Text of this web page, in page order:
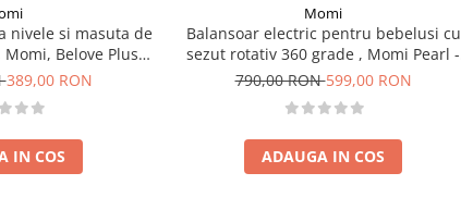
nivele si masuta de
Belove Plus -
389,00 RON
IN COS
Momi
Balansoar electric pentru bebelusi cu
sezut rotativ 360 grade , Momi Pearl -
Grey
790,00 RON599,00 RON
ADAUGA IN COS